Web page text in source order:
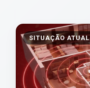
SITUAÇÃO ATUAL